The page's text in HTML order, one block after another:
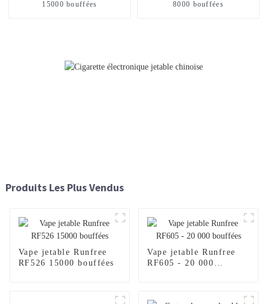
15000 bouffées
8000 bouffées
Produits Les Plus Vendus
Vape jetable Runfree
RF526 15000 bouffées
Vape jetable Runfree
RF605 - 20 000